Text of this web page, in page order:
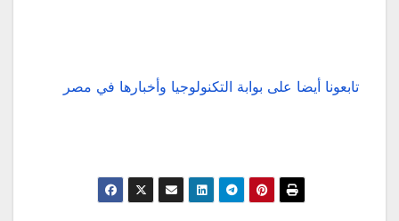
تابعونا أيضا على بوابة التكنولوجيا وأخبارها في مصر